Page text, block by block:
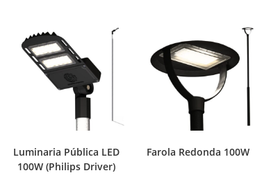
Luminaria Pública LED
100W (Philips Driver)
Farola Redonda 100W